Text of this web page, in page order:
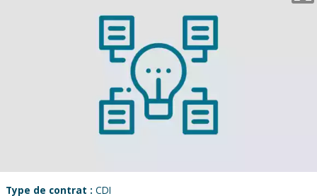
Type de contrat : CDI